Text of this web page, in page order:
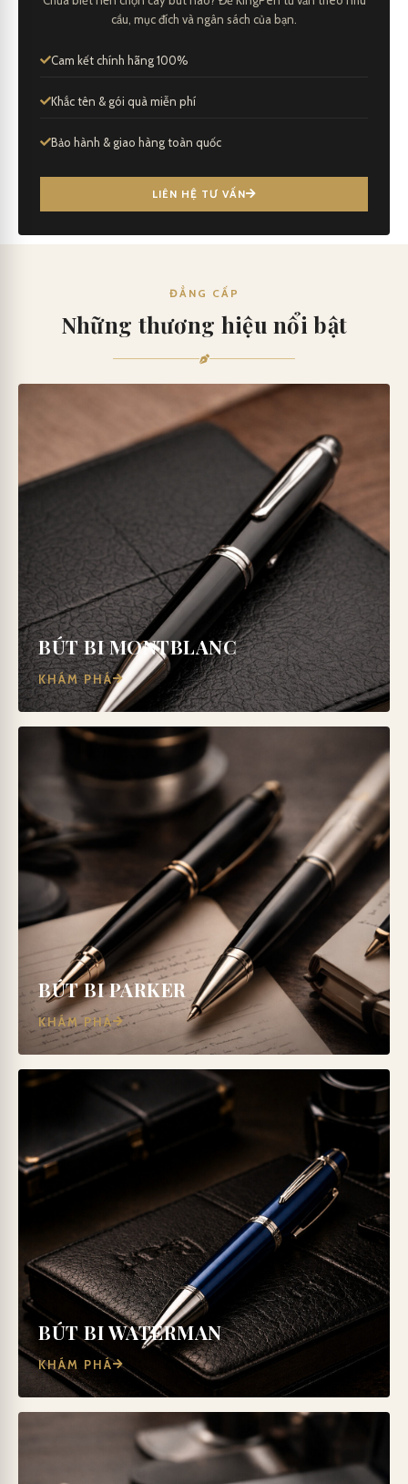
cầu, mục đích và ngân sách của bạn.
Cam kết chính hãng 100%
Khắc tên & gói quà miễn phí
Bảo hành & giao hàng toàn quốc
LIÊN HỆ TƯ VẤN
ĐẲNG CẤP
Những thương hiệu nổi bật
BÚT BI MONTBLANC
KHÁM PHÁ
BÚT BI PARKER
KHÁM PHÁ
BÚT BI WATERMAN
KHÁM PHÁ